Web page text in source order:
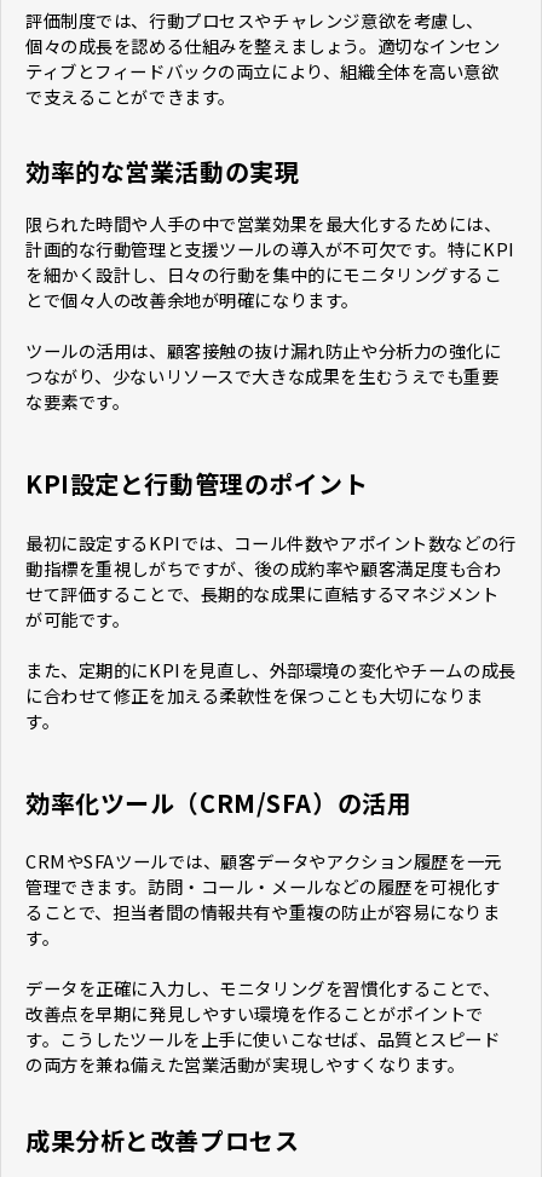
評価制度では、行動プロセスやチャレンジ意欲を考慮し、
個々の成長を認める仕組みを整えましょう。適切なインセン
ティブとフィードバックの両立により、組織全体を高い意欲
で支えることができます。
効率的な営業活動の実現
限られた時間や人手の中で営業効果を最大化するためには、
計画的な行動管理と支援ツールの導入が不可欠です。特にKPI
を細かく設計し、日々の行動を集中的にモニタリングするこ
とで個々人の改善余地が明確になります。
ツールの活用は、顧客接触の抜け漏れ防止や分析力の強化に
つながり、少ないリソースで大きな成果を生むうえでも重要
な要素です。
KPI設定と行動管理のポイント
最初に設定するKPIでは、コール件数やアポイント数などの行
動指標を重視しがちですが、後の成約率や顧客満足度も合わ
せて評価することで、長期的な成果に直結するマネジメント
が可能です。
また、定期的にKPIを見直し、外部環境の変化やチームの成長
に合わせて修正を加える柔軟性を保つことも大切になりま
す。
効率化ツール（CRM/SFA）の活用
CRMやSFAツールでは、顧客データやアクション履歴を一元
管理できます。訪問・コール・メールなどの履歴を可視化す
ることで、担当者間の情報共有や重複の防止が容易になりま
す。
データを正確に入力し、モニタリングを習慣化することで、
改善点を早期に発見しやすい環境を作ることがポイントで
す。こうしたツールを上手に使いこなせば、品質とスピード
の両方を兼ね備えた営業活動が実現しやすくなります。
成果分析と改善プロセス